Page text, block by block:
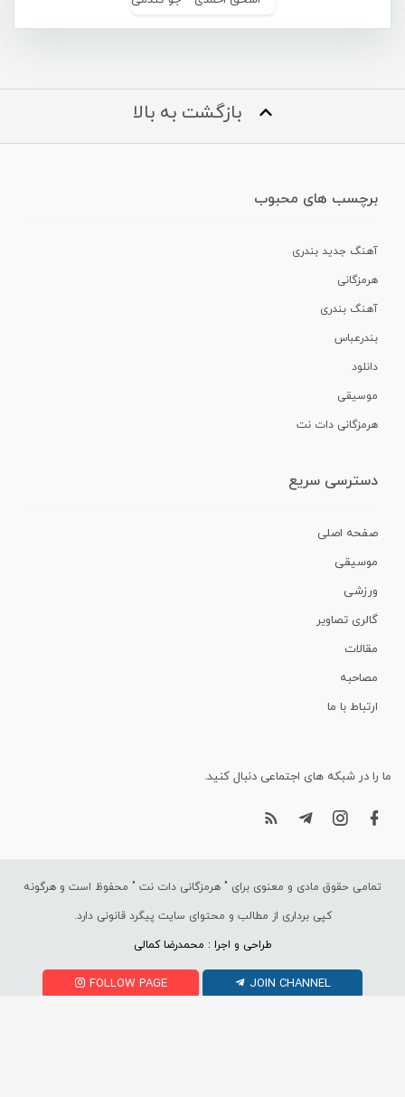
بازگشت به بالا
برچسب های محبوب
آهنگ جدید بندری
هرمزگانی
آهنگ بندری
بندرعباس
دانلود
موسیقی
هرمزگانی دات نت
دسترسی سریع
صفحه اصلی
موسیقی
ورزشی
گالری تصاویر
مقالات
مصاحبه
ارتباط با ما
ما را در شبکه های اجتماعی دنبال کنید.
تمامی حقوق مادی و معنوی برای " هرمزگانی دات نت " محفوظ است و هرگونه
کپی برداری از مطالب و محتوای سایت پیگرد قانونی دارد.
طراحی و اجرا : محمدرضا کمالی
FOLLOW PAGE JOIN CHANNEL